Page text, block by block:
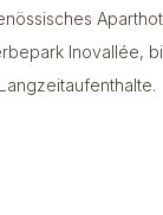
Inovallée,